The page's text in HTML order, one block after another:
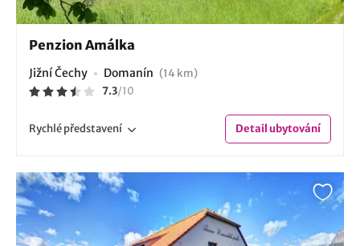
Penzion Amálka
Jižní Čechy Domanín (14 km)
7.3/10
Rychlépředstavení Detailubytování